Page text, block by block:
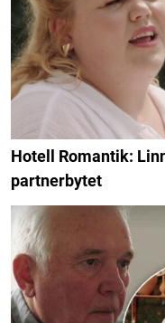
Hotell Romantik:
partnerbytet